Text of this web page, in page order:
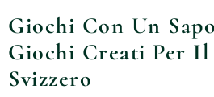
Giochi Con Un
Giochi Creati Per Il
Svizzero